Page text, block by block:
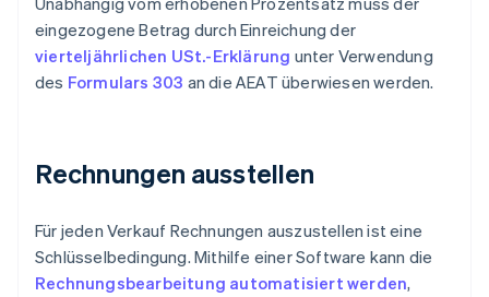
eingezogene Betrag durch Einreichung der
vierteljährlichen USt.-Erklärung unter Verwendung
des Formulars 303 an die AEAT überwiesen werden.
Rechnungen ausstellen
Für jeden Verkauf Rechnungen auszustellen ist eine
Schlüsselbedingung. Mithilfe einer Software kann die
Rechnungsbearbeitung automatisiert werden,